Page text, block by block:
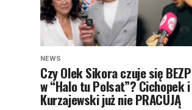
NEWS
Czy Olek Sikora czuje się
w “Halo tu Polsat”? Cichopek i
Kurzajewski już nie PRACUJĄ